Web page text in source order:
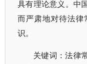
具有理论意义。中
而严肃地对待法
识。
关键词：法律